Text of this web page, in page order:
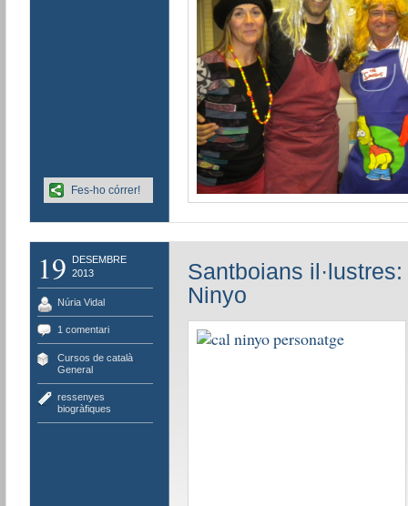
Fes-ho córrer!
19
DESEMBRE
2013
Núria Vidal
1 comentari
Cursos de català,
General
ressenyes
biogràfiques
Santboians
Ninyo